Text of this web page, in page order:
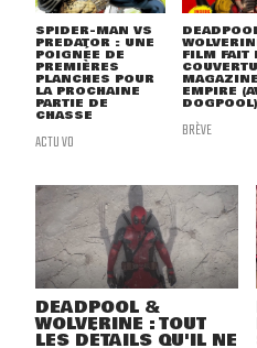
SPIDER-MAN VS
PREDATOR : UNE
POIGNÉE DE
PREMIÈRES
PLANCHES POUR
LA PROCHAINE
PARTIE DE
CHASSE
ACTU VO
FILM FAIT
MAGAZINE
EMPIRE
DOGPOOL)
BRÈVE
DEADPOOL &
WOLVERINE : TOUT
LES DÉTAILS QU'IL NE